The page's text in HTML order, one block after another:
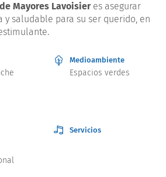
Mayores Lavoisieres asegurar
y saludable para su ser querido, en
Medioambiente
Espacios verdes
Servicios